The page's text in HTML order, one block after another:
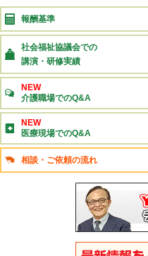
報酬基準
社会福祉協議会での
講演・研修実績
NEW
介護職場でのQ&A
NEW
医療現場でのQ&A
相談・ご依頼の流れ